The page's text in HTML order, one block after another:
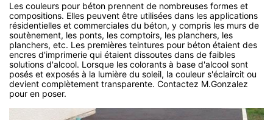
Les couleurs pour béton prennent de nombreuses formes et
compositions. Elles peuvent être utilisées dans les applications
résidentielles et commerciales du béton, y compris les murs de
soutènement, les ponts, les comptoirs, les planchers, les
planchers, etc. Les premières teintures pour béton étaient des
encres d'imprimerie qui étaient dissoutes dans de faibles
solutions d'alcool. Lorsque les colorants à base d'alcool sont
posés et exposés à la lumière du soleil, la couleur s'éclaircit ou
devient complètement transparente. Contactez M.Gonzalez
pour en poser.